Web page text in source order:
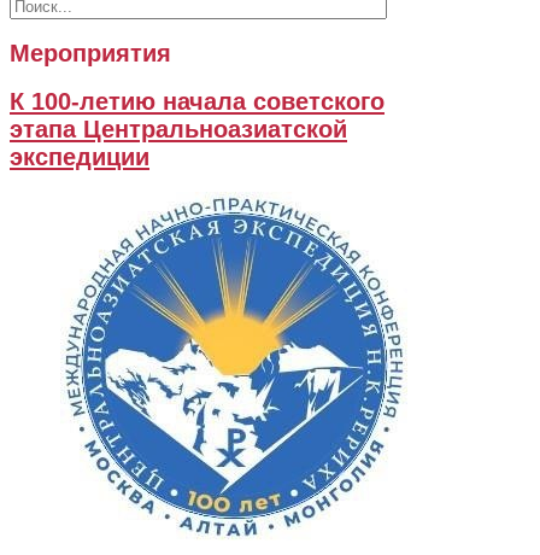
Мероприятия
К 100-летию начала советского
этапа Центральноазиатской
экспедиции